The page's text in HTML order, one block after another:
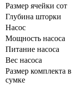
Размер ячейки сот
Глубина шторки
Насос
Мощность насоса
Питание насоса
Вес насоса
Размер комплекта в
сумке